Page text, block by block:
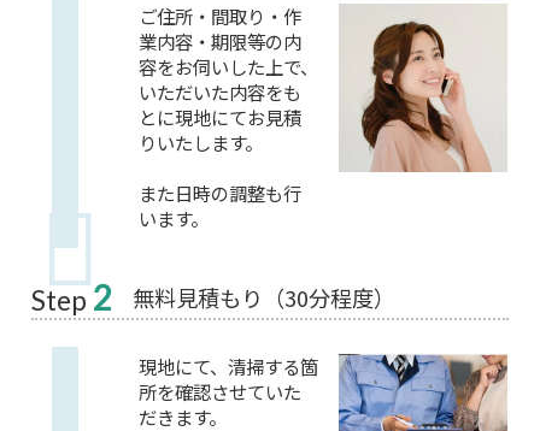
ご住所・間取り・作
業内容・期限等の内
容をお伺いした上で、
いただいた内容をも
とに現地にてお見積
りいたします。
また日時の調整も行
います。
Step 2 無料見積もり（30分程度）
現地にて、清掃する箇
所を確認させていた
だきます。